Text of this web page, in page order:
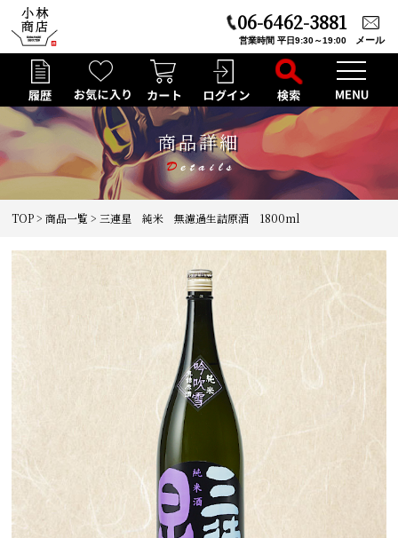
メール
06-6462-3881
営業時間 平日9:30～19:00
商品詳細
TOP>商品一覧 > 三連星 純米 無濾過生詰原酒 1800ml